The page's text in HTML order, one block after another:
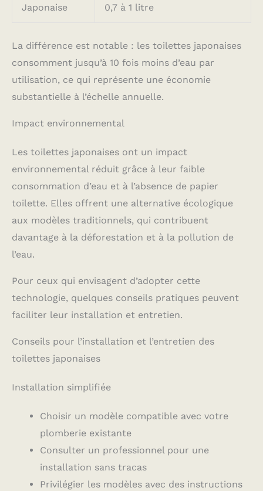
Japonaise 0,7 à 1 litre
La différence est notable : les toilettes japonaises
consomment jusqu’à 10 fois moins d’eau par
utilisation, ce qui représente une économie
substantielle à l’échelle annuelle.
Impact environnemental
Les toilettes japonaises ont un impact
environnemental réduit grâce à leur faible
consommation d’eau et à l’absence de papier
toilette. Elles offrent une alternative écologique
aux modèles traditionnels, qui contribuent
davantage à la déforestation et à la pollution de
l’eau.
Pour ceux qui envisagent d’adopter cette
technologie, quelques conseils pratiques peuvent
faciliter leur installation et entretien.
Conseils pour l’installation et l’entretien des
toilettes japonaises
Installation simplifiée
Choisir un modèle compatible avec votre
plomberie existante
Consulter un professionnel pour une
installation sans tracas
Privilégier les modèles avec des instructions